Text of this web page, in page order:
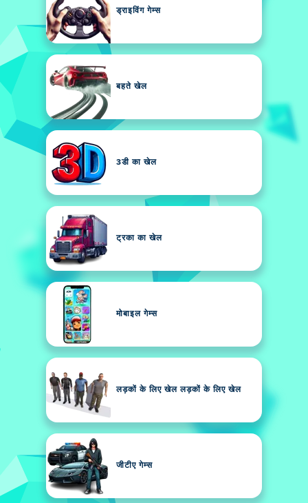
ड्राइविंग गेम्स
बहते खेल
3डी का खेल
ट्रका का खेल
मोबाइल गेम्स
लड़कों के लिए खेल लड़कों के लिए खेल
जीटीए गेम्स